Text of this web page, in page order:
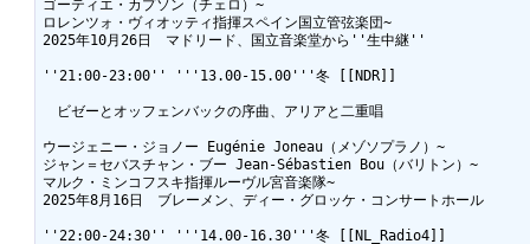
ゴーティエ・カプソン（チェロ）~
ロレンツォ・ヴィオッティ指揮スペイン国立管弦楽団~
2025年10月26日　マドリード、国立音楽堂から''生中継''
''21:00-23:00'' '''13.00-15.00'''冬 [[NDR]]
ビゼーとオッフェンバックの序曲、アリアと二重唱
ウージェニー・ジョノー Eugénie Joneau（メゾソプラノ）~
ジャン＝セバスチャン・ブー Jean-Sébastien Bou（バリトン）~
マルク・ミンコフスキ指揮ルーヴル宮音楽隊~
2025年8月16日　ブレーメン、ディー・グロッケ・コンサートホール
''22:00-24:30'' '''14.00-16.30'''冬 [[NL_Radio4]]